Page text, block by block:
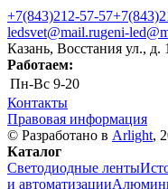
+7(843)212-57-57
ledsvet@mail.rugeni-
Казань, Восстания ул., д.
Работаем:
Пн-Вс 9-20
Контакты
Правовая информация
© Разработано в Arlight,
Каталог
Светодиодные ленты
и автоматизации